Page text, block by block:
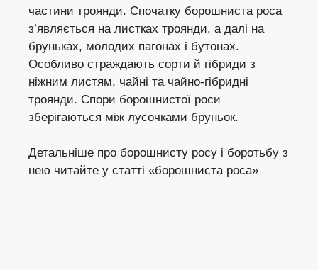
частини троянди. Спочатку борошниста роса
з’являється на листках троянди, а далі на
бруньках, молодих пагонах і бутонах.
Особливо страждають сорти й гібриди з
ніжним листям, чайні та чайно-гібридні
троянди. Спори борошнистої роси
зберігаються між лусочками бруньок.
Детальніше про борошнисту росу і боротьбу з
нею читайте у статті «борошниста роса»